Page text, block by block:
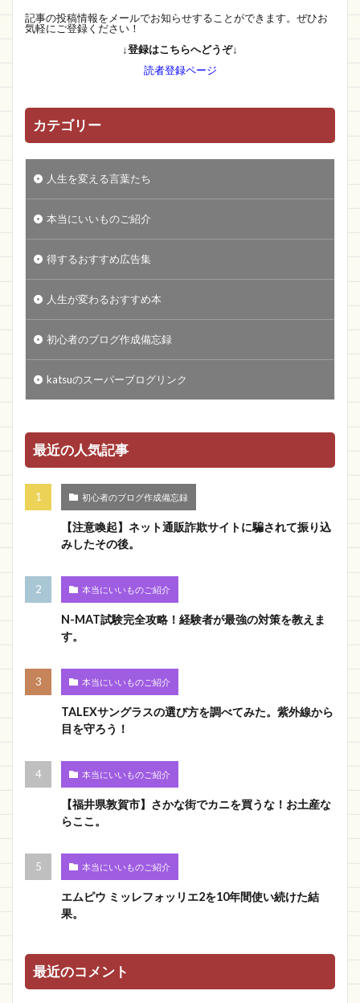
記事の投稿情報をメールでお知らせすることができます。ぜひお
気軽にご登録ください！
↓登録はこちらへどうぞ↓
読者登録ページ
カテゴリー
人生を変える言葉たち
本当にいいものご紹介
得するおすすめ広告集
人生が変わるおすすめ本
初心者のブログ作成備忘録
katsuのスーパーブログリンク
最近の人気記事
初心者のブログ作成備忘録
【注意喚起】ネット通販詐欺サイトに騙されて振り込
みしたその後。
本当にいいものご紹介
N-MAT試験完全攻略！経験者が最強の対策を教えま
す。
本当にいいものご紹介
TALEXサングラスの選び方を調べてみた。紫外線から
目を守ろう！
本当にいいものご紹介
【福井県敦賀市】さかな街でカニを買うな！お土産な
らここ。
本当にいいものご紹介
エムピウ ミッレフォッリエ2を10年間使い続けた結
果。
最近のコメント